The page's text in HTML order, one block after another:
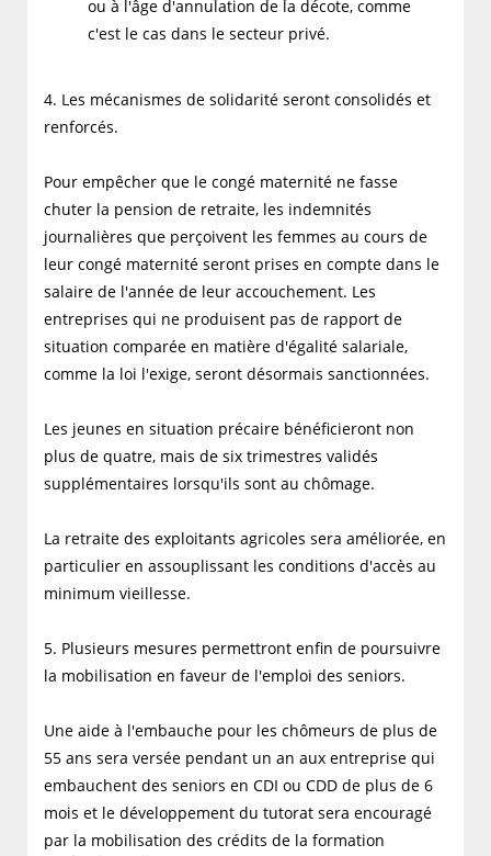
ou à l'âge d'annulation de la décote, comme
c'est le cas dans le secteur privé.
4. Les mécanismes de solidarité seront consolidés et
renforcés.
Pour empêcher que le congé maternité ne fasse
chuter la pension de retraite, les indemnités
journalières que perçoivent les femmes au cours de
leur congé maternité seront prises en compte dans le
salaire de l'année de leur accouchement. Les
entreprises qui ne produisent pas de rapport de
situation comparée en matière d'égalité salariale,
comme la loi l'exige, seront désormais sanctionnées.
Les jeunes en situation précaire bénéficieront non
plus de quatre, mais de six trimestres validés
supplémentaires lorsqu'ils sont au chômage.
La retraite des exploitants agricoles sera améliorée, en
particulier en assouplissant les conditions d'accès au
minimum vieillesse.
5. Plusieurs mesures permettront enfin de poursuivre
la mobilisation en faveur de l'emploi des seniors.
Une aide à l'embauche pour les chômeurs de plus de
55 ans sera versée pendant un an aux entreprise qui
embauchent des seniors en CDI ou CDD de plus de 6
mois et le développement du tutorat sera encouragé
par la mobilisation des crédits de la formation